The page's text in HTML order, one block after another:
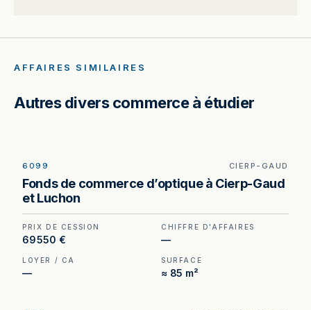
AFFAIRES SIMILAIRES
Autres divers commerce à étudier
EXCLUSIVITÉ
Optique à vendre à Cierp-Gaud, au prix de 69
550 €. (Honoraires à la charge de l'acquéreur : 4
550 €).
6099 CIERP-GAUD
Fonds de commerce d’optique à Cierp-Gaud
et Luchon
PRIX DE CESSION
69 550 €
CHIFFRE D'AFFAIRES
—
LOYER / CA
—
SURFACE
≈ 85 m²